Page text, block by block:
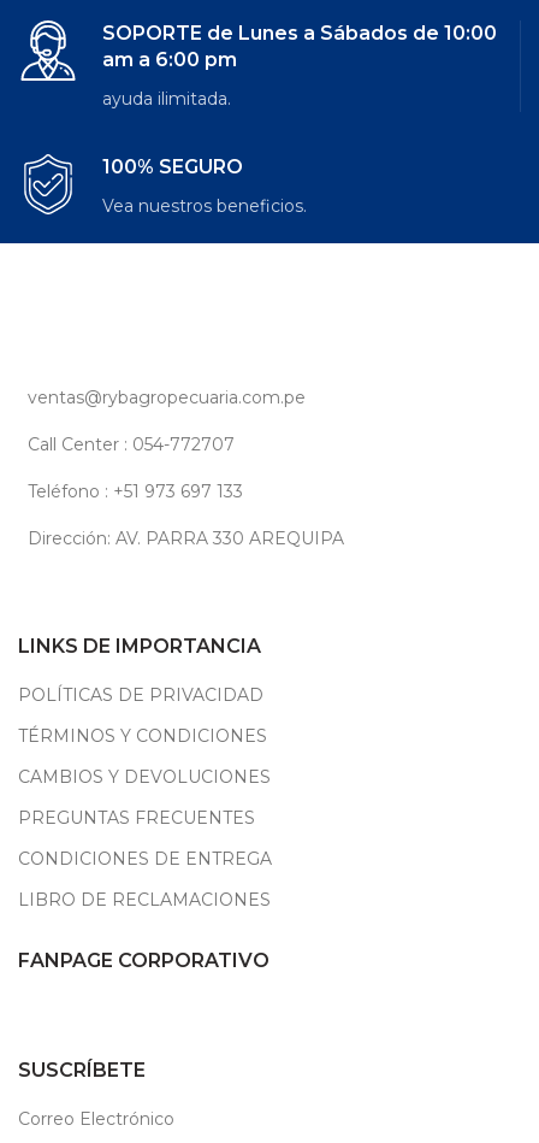
SOPORTE de Lunes a Sábados de 10:00
am a 6:00 pm
ayuda ilimitada.
100% SEGURO
Vea nuestros beneficios.
ventas@rybagropecuaria.com.pe
Call Center : 054-772707
Teléfono : +51 973 697 133
Dirección: AV. PARRA 330 AREQUIPA
LINKS DE IMPORTANCIA
POLÍTICAS DE PRIVACIDAD
TÉRMINOS Y CONDICIONES
CAMBIOS Y DEVOLUCIONES
PREGUNTAS FRECUENTES
CONDICIONES DE ENTREGA
LIBRO DE RECLAMACIONES
FANPAGE CORPORATIVO
SUSCRÍBETE
Correo Electrónico